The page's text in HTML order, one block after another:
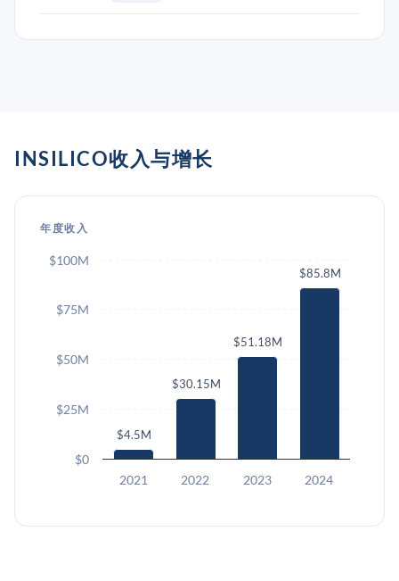
INSILICO收入与增长
年度收入
$4.5M
$30.15M
$51.18M
$85.8M
2021 2022 2023 2024
$0
$25M
$50M
$75M
$100M